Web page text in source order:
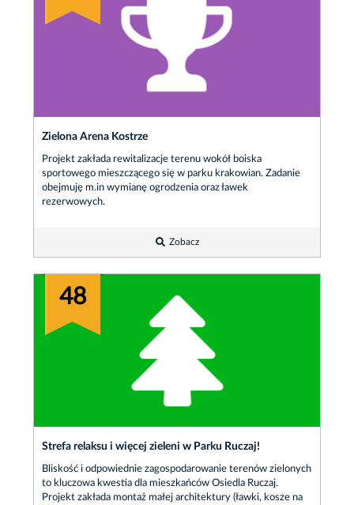
Zielona Arena Kostrze
Projekt zakłada rewitalizacje terenu wokół boiska
sportowego mieszczącego się w parku krakowian. Zadanie
obejmuję m.in wymianę ogrodzenia oraz ławek
rezerwowych.
Zobacz
48
Strefa relaksu i więcej zieleni w Parku Ruczaj!
Bliskość i odpowiednie zagospodarowanie terenów zielonych
to kluczowa kwestia dla mieszkańców Osiedla Ruczaj.
Projekt zakłada montaż małej architektury (ławki, kosze na